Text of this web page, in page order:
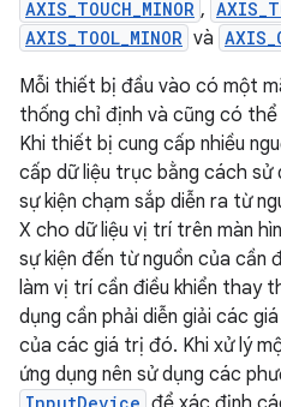
AXIS_TOUCH_MINOR ,
AXIS_TOOL_MINOR và
Mỗi thiết bị đầu vào có một
thống chỉ định và cũng có thể
Khi thiết bị cung cấp nhiều
cấp dữ liệu trục bằng cách sử
sự kiện chạm sắp diễn ra từ
X cho dữ liệu vị trí trên màn
sự kiện đến từ nguồn của cần
làm vị trí cần điều khiển thay
dụng cần phải diễn giải các
của các giá trị đó. Khi xử lý
ứng dụng nên sử dụng các